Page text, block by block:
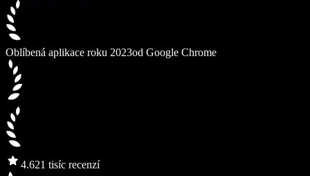
Oblíbená aplikace roku 2023od Google Chrome
4.621 tisíc recenzí